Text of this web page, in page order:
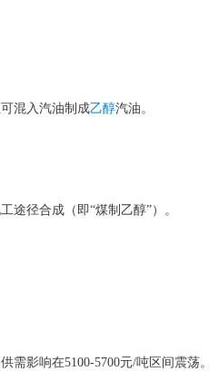
混入汽油制成乙醇汽油。
途径合成（即“煤制乙醇”）。
需影响在5100-5700元/吨区间震荡。